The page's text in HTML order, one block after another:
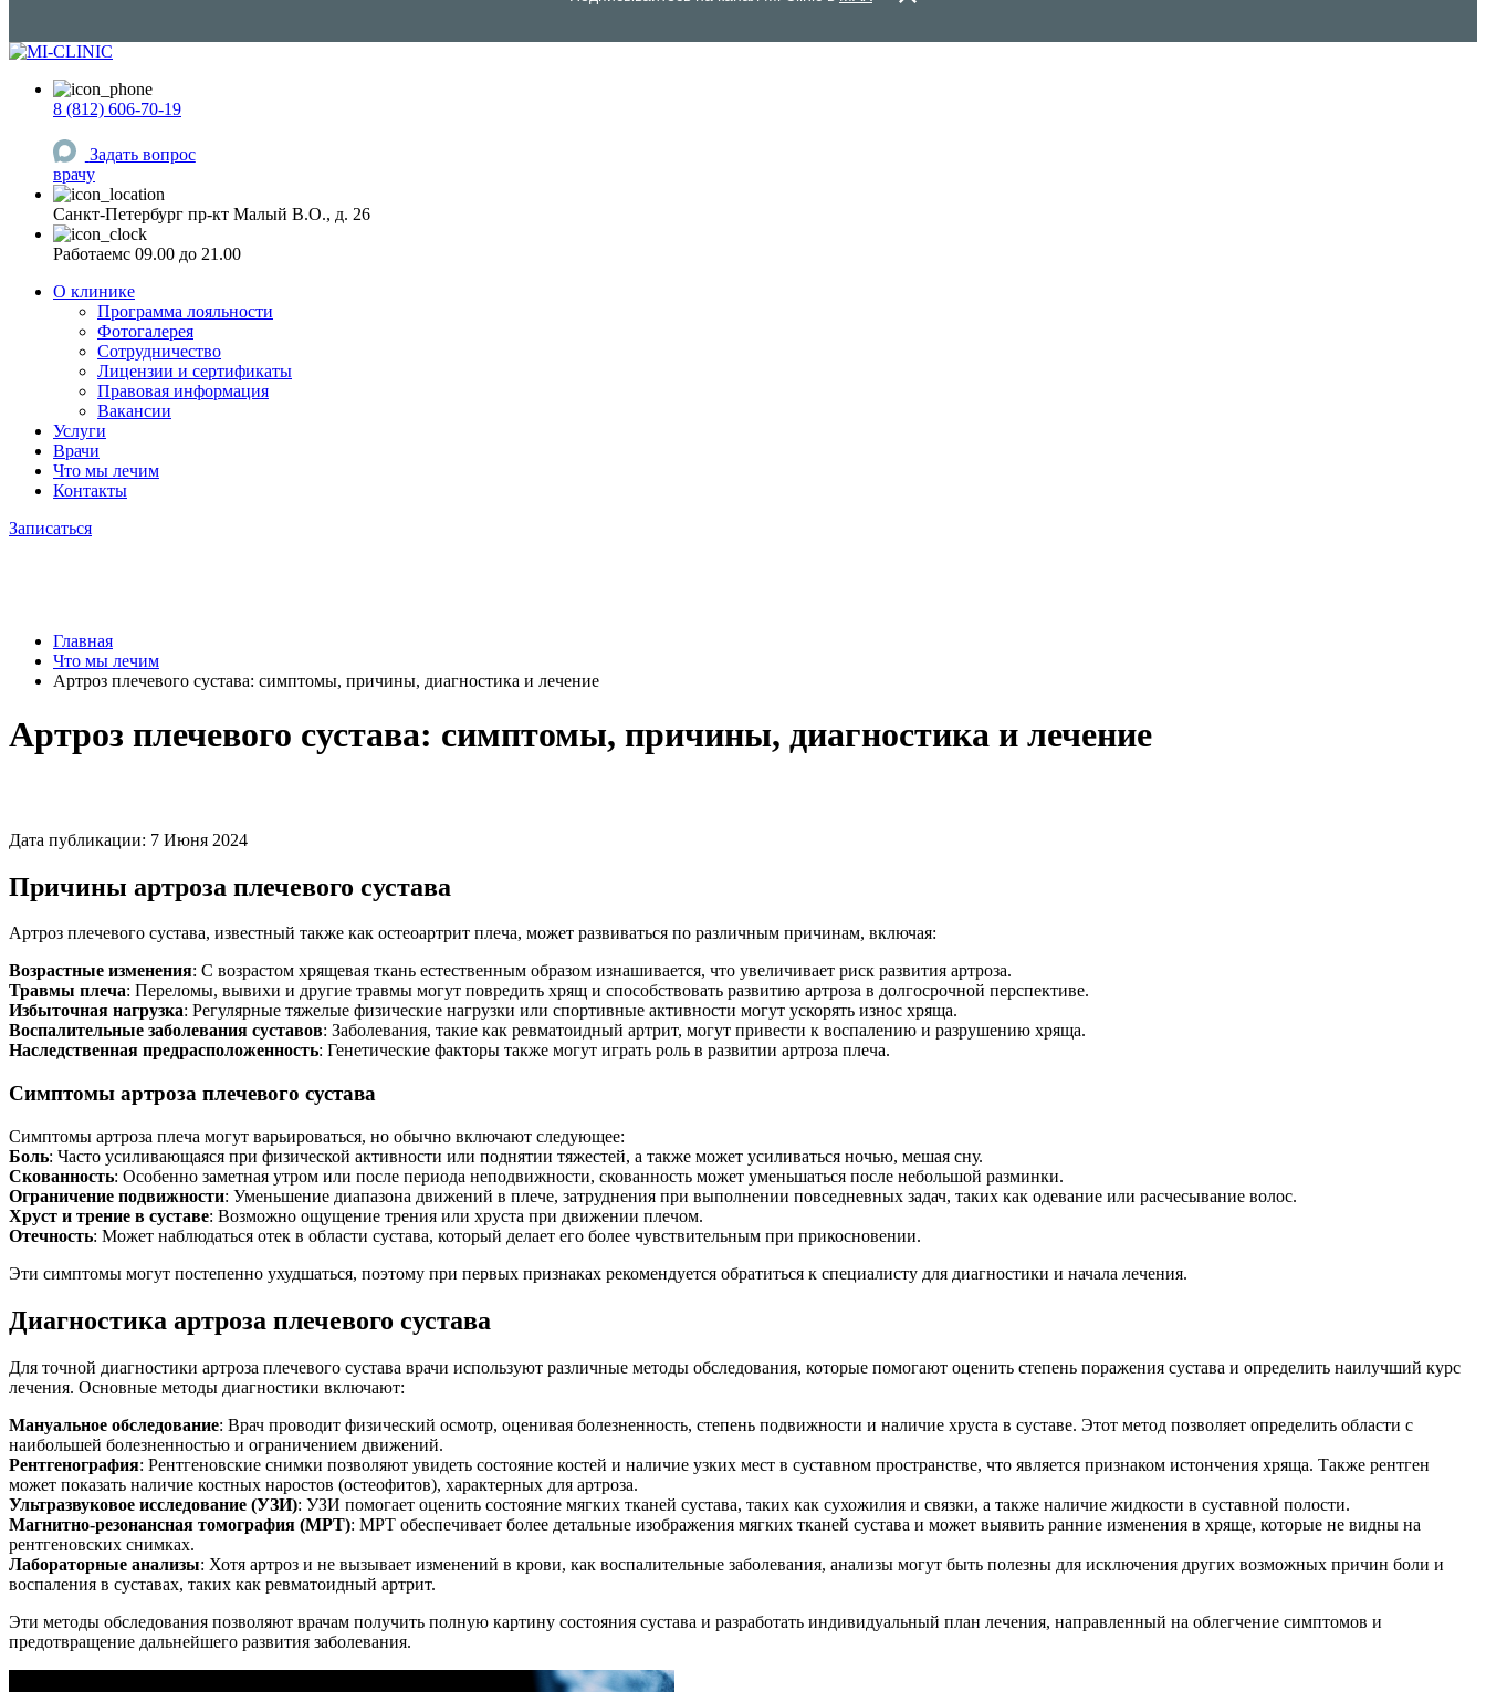
8 (812) 606-70-19
Задать вопрос
врачу
Санкт-Петербург пр-кт Малый В.О., д. 26
Работаемc 09.00 до 21.00
О клинике
Программа лояльности
Фотогалерея
Сотрудничество
Лицензии и сертификаты
Правовая информация
Вакансии
Услуги
Врачи
Что мы лечим
Контакты
Записаться
Главная
Что мы лечим
Артроз плечевого сустава: симптомы, причины, диагностика и лечение
Артроз плечевого сустава: симптомы, причины, диагностика и лечение
Дата публикации: 7 Июня 2024
Причины артроза плечевого сустава
Артроз плечевого сустава, известный также как остеоартрит плеча, может развиваться по различным причинам, включая:
Возрастные изменения: С возрастом хрящевая ткань естественным образом изнашивается, что увеличивает риск развития артроза.
Травмы плеча: Переломы, вывихи и другие травмы могут повредить хрящ и способствовать развитию артроза в долгосрочной перспективе.
Избыточная нагрузка: Регулярные тяжелые физические нагрузки или спортивные активности могут ускорять износ хряща.
Воспалительные заболевания суставов: Заболевания, такие как ревматоидный артрит, могут привести к воспалению и разрушению хряща.
Наследственная предрасположенность: Генетические факторы также могут играть роль в развитии артроза плеча.
Симптомы артроза плечевого сустава
Симптомы артроза плеча могут варьироваться, но обычно включают следующее:
Боль: Часто усиливающаяся при физической активности или поднятии тяжестей, а также может усиливаться ночью, мешая сну.
Скованность: Особенно заметная утром или после периода неподвижности, скованность может уменьшаться после небольшой разминки.
Ограничение подвижности: Уменьшение диапазона движений в плече, затруднения при выполнении повседневных задач, таких как одевание или расчесывание волос.
Хруст и трение в суставе: Возможно ощущение трения или хруста при движении плечом.
Отечность: Может наблюдаться отек в области сустава, который делает его более чувствительным при прикосновении.
Эти симптомы могут постепенно ухудшаться, поэтому при первых признаках рекомендуется обратиться к специалисту для диагностики и начала лечения.
Диагностика артроза плечевого сустава
Для точной диагностики артроза плечевого сустава врачи используют различные методы обследования, которые помогают оценить степень поражения сустава и определить наилучший курс
лечения. Основные методы диагностики включают:
Мануальное обследование: Врач проводит физический осмотр, оценивая болезненность, степень подвижности и наличие хруста в суставе. Этот метод позволяет определить области с
наибольшей болезненностью и ограничением движений.
Рентгенография: Рентгеновские снимки позволяют увидеть состояние костей и наличие узких мест в суставном пространстве, что является признаком истончения хряща. Также рентген
может показать наличие костных наростов (остеофитов), характерных для артроза.
Ультразвуковое исследование (УЗИ): УЗИ помогает оценить состояние мягких тканей сустава, таких как сухожилия и связки, а также наличие жидкости в суставной полости.
Магнитно-резонансная томография (МРТ): МРТ обеспечивает более детальные изображения мягких тканей сустава и может выявить ранние изменения в хряще, которые не видны на
рентгеновских снимках.
Лабораторные анализы: Хотя артроз и не вызывает изменений в крови, как воспалительные заболевания, анализы могут быть полезны для исключения других возможных причин боли и
воспаления в суставах, таких как ревматоидный артрит.
Эти методы обследования позволяют врачам получить полную картину состояния сустава и разработать индивидуальный план лечения, направленный на облегчение симптомов и
предотвращение дальнейшего развития заболевания.